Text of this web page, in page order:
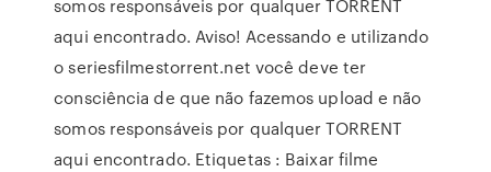
somos responsáveis por qualquer TORRENT
aqui encontrado. Aviso! Acessando e utilizando
o seriesfilmestorrent.net você deve ter
consciência de que não fazemos upload e não
somos responsáveis por qualquer TORRENT
aqui encontrado. Etiquetas : Baixar filme